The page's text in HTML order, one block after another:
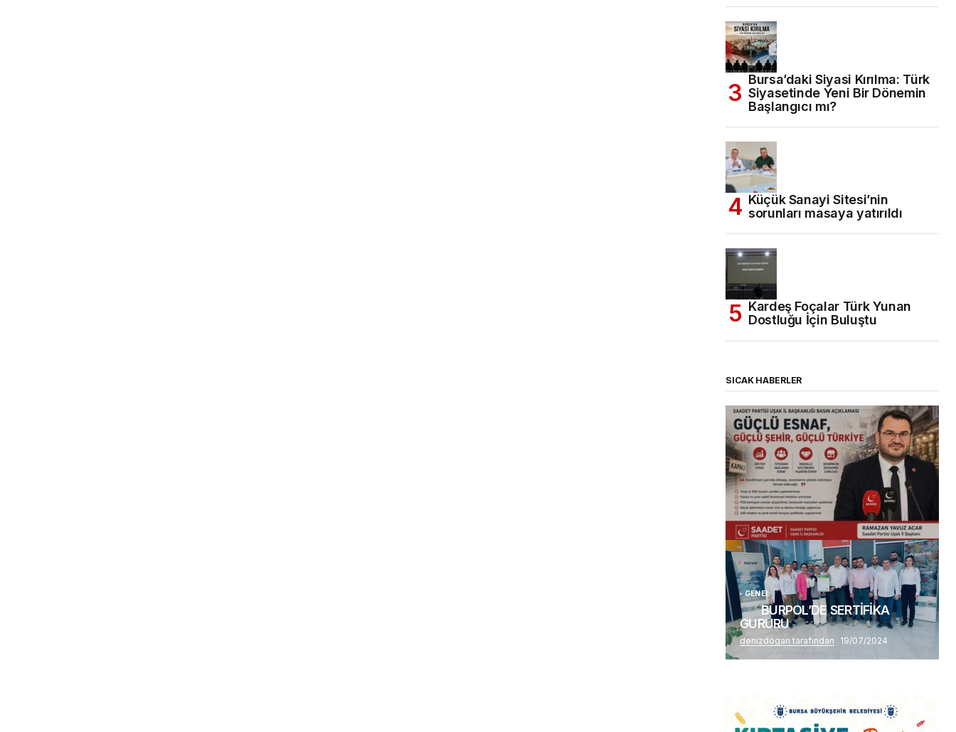
Bursa’daki Siyasi Kırılma: Türk
Siyasetinde Yeni Bir Dönemin
Başlangıcı mı?
Küçük Sanayi Sitesi’nin
sorunları masaya yatırıldı
Kardeş Foçalar Türk Yunan
Dostluğu İçin Buluştu
SICAK HABERLER
(başlıksız)
Alaattin Karahan tarafından 14/07/2026
GENEL
BURPOL’DE SERTİFİKA
GURURU
denizdogan tarafından 19/07/2024